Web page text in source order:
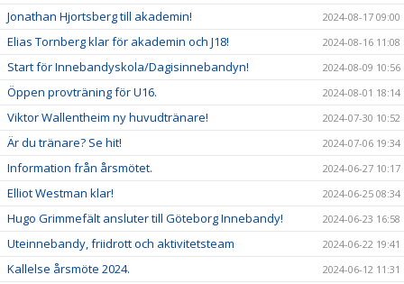
Jonathan Hjortsberg till akademin! 2024-08-17 09:00
Elias Tornberg klar för akademin och J18! 2024-08-16 11:08
Start för Innebandyskola/Dagisinnebandyn! 2024-08-09 10:56
Öppen provträning för U16. 2024-08-01 18:14
Viktor Wallentheim ny huvudtränare! 2024-07-30 10:52
Är du tränare? Se hit! 2024-07-06 19:34
Information från årsmötet. 2024-06-27 10:17
Elliot Westman klar! 2024-06-25 08:34
Hugo Grimmefält ansluter till Göteborg Innebandy! 2024-06-23 16:58
Uteinnebandy, friidrott och aktivitetsteam 2024-06-22 19:41
Kallelse årsmöte 2024. 2024-06-12 11:31